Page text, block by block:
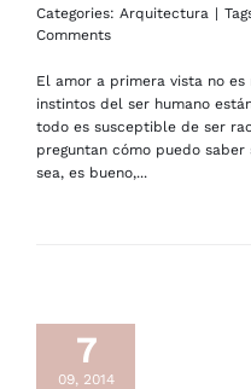
Categories: Arquitectura |
Comments
El amor a primera vista no
instintos del ser humano
todo es susceptible de ser
preguntan cómo puedo
sea, es bueno,...
7
09, 2014